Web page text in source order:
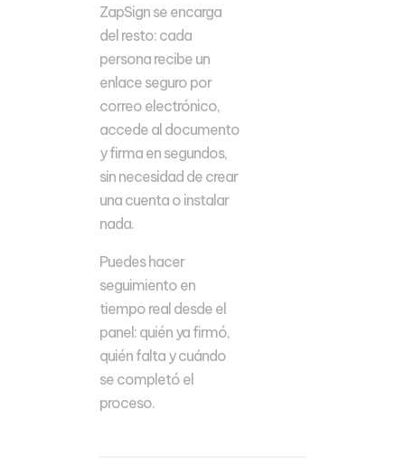
ZapSign se encarga
del resto: cada
persona recibe un
enlace seguro por
correo electrónico,
accede al documento
y firma en segundos,
sin necesidad de crear
una cuenta o instalar
nada.
Puedes hacer
seguimiento en
tiempo real desde el
panel: quién ya firmó,
quién falta y cuándo
se completó el
proceso.